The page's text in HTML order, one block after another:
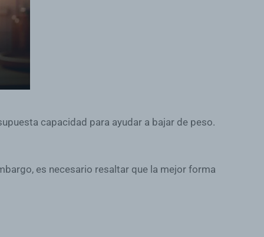
capacidad para ayudar a bajar de peso.
es necesario resaltar que la mejor forma